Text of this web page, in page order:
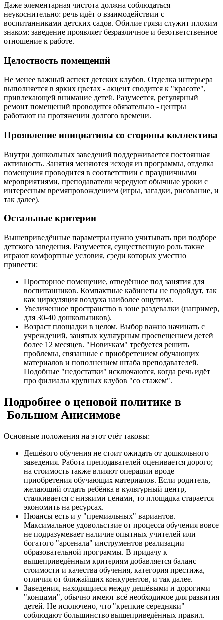
Даже элементарная чистота должна соблюдаться
неукоснительно: речь идёт о взаимодействии с
воспитанниками детских садов. Обилие грязи служит плохим
знаком: заведение проявляет безразличное и безответственное
отношение к работе.
Целостность помещений
Не менее важный аспект детских клубов. Отделка интерьера
выполняется в ярких цветах - акцент сводится к "красоте",
привлекающей внимание детей. Разумеется, регулярный
ремонт помещений проводится обязательно - центры
работают на протяжении долгого времени.
Проявление инициативы со стороны коллектива
Внутри дошкольных заведений поддерживается постоянная
активность. Занятия меняются исходя из программы, отделка
помещения проводится в соответствии с праздничными
мероприятиями, преподаватели чередуют обычные уроки с
интересным времяпровождением (игры, загадки, рисование, и
так далее).
Остальные критерии
Вышеприведённые параметры нужно учитывать при подборе
детского заведения. Разумеется, существенную роль также
играют комфортные условия, среди которых уместно
привести:
Просторное помещение, отведённое под занятия для
воспитанников. Компактные кабинеты не подойдут, так
как циркуляция воздуха наиболее ощутима.
Увеличенное пространство в зоне раздевалки (например,
для 30-40 дошкольников).
Возраст площадки в целом. Выбор важно начинать с
учреждений, занятых культурным просвещением детей
более 12 месяцев. "Новичкам" требуется решить
проблемы, связанные с приобретением обучающих
материалов и пополнением штаба преподавателей.
Подобные "недостатки" исключаются, когда речь идёт
про филиалы крупных клубов "со стажем".
Подробнее о ценовой политике в
Большом Анисимове
Основные положения на этот счёт таковы:
Дешёвого обучения не стоит ожидать от дошкольного
заведения. Работа преподавателей оценивается дорого;
на стоимость также влияют операции вроде
приобретения обучающих материалов. Если родитель,
желающий отдать ребёнка в культурный центр,
сталкивается с низкими ценами, то площадка старается
экономить на ресурсах.
Нюансы есть и у "премиальных" вариантов.
Максимальное удовольствие от процесса обучения вовсе
не подразумевает наличие опытных учителей или
богатого "арсенала" инструментов реализации
образовательной программы. В придачу к
вышеприведённым критериям добавляется баланс
стоимости и качества обучения, категория престижа,
отличия от ближайших конкурентов, и так далее.
Заведения, находящиеся между дешёвыми и дорогими
"концами", обычно имеют всё необходимое для развития
детей. Не исключено, что "крепкие середняки"
соблюдают большинство вышеприведённых правил.